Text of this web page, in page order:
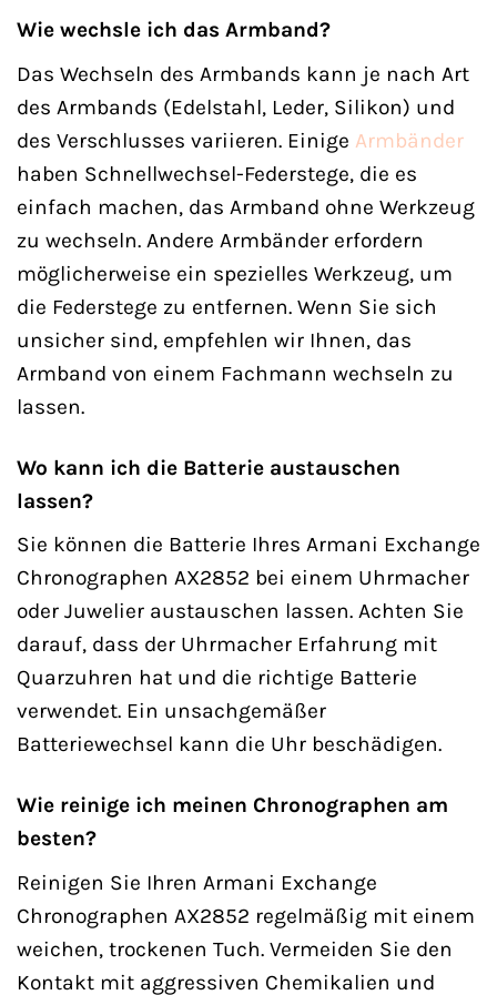
Wie wechsle ich das Armband?
Das Wechseln des Armbands kann je nach Art
des Armbands (Edelstahl, Leder, Silikon) und
des Verschlusses variieren. Einige Armbänder
haben Schnellwechsel-Federstege, die es
einfach machen, das Armband ohne Werkzeug
zu wechseln. Andere Armbänder erfordern
möglicherweise ein spezielles Werkzeug, um
die Federstege zu entfernen. Wenn Sie sich
unsicher sind, empfehlen wir Ihnen, das
Armband von einem Fachmann wechseln zu
lassen.
Wo kann ich die Batterie austauschen
lassen?
Sie können die Batterie Ihres Armani Exchange
Chronographen AX2852 bei einem Uhrmacher
oder Juwelier austauschen lassen. Achten Sie
darauf, dass der Uhrmacher Erfahrung mit
Quarzuhren hat und die richtige Batterie
verwendet. Ein unsachgemäßer
Batteriewechsel kann die Uhr beschädigen.
Wie reinige ich meinen Chronographen am
besten?
Reinigen Sie Ihren Armani Exchange
Chronographen AX2852 regelmäßig mit einem
weichen, trockenen Tuch. Vermeiden Sie den
Kontakt mit aggressiven Chemikalien und